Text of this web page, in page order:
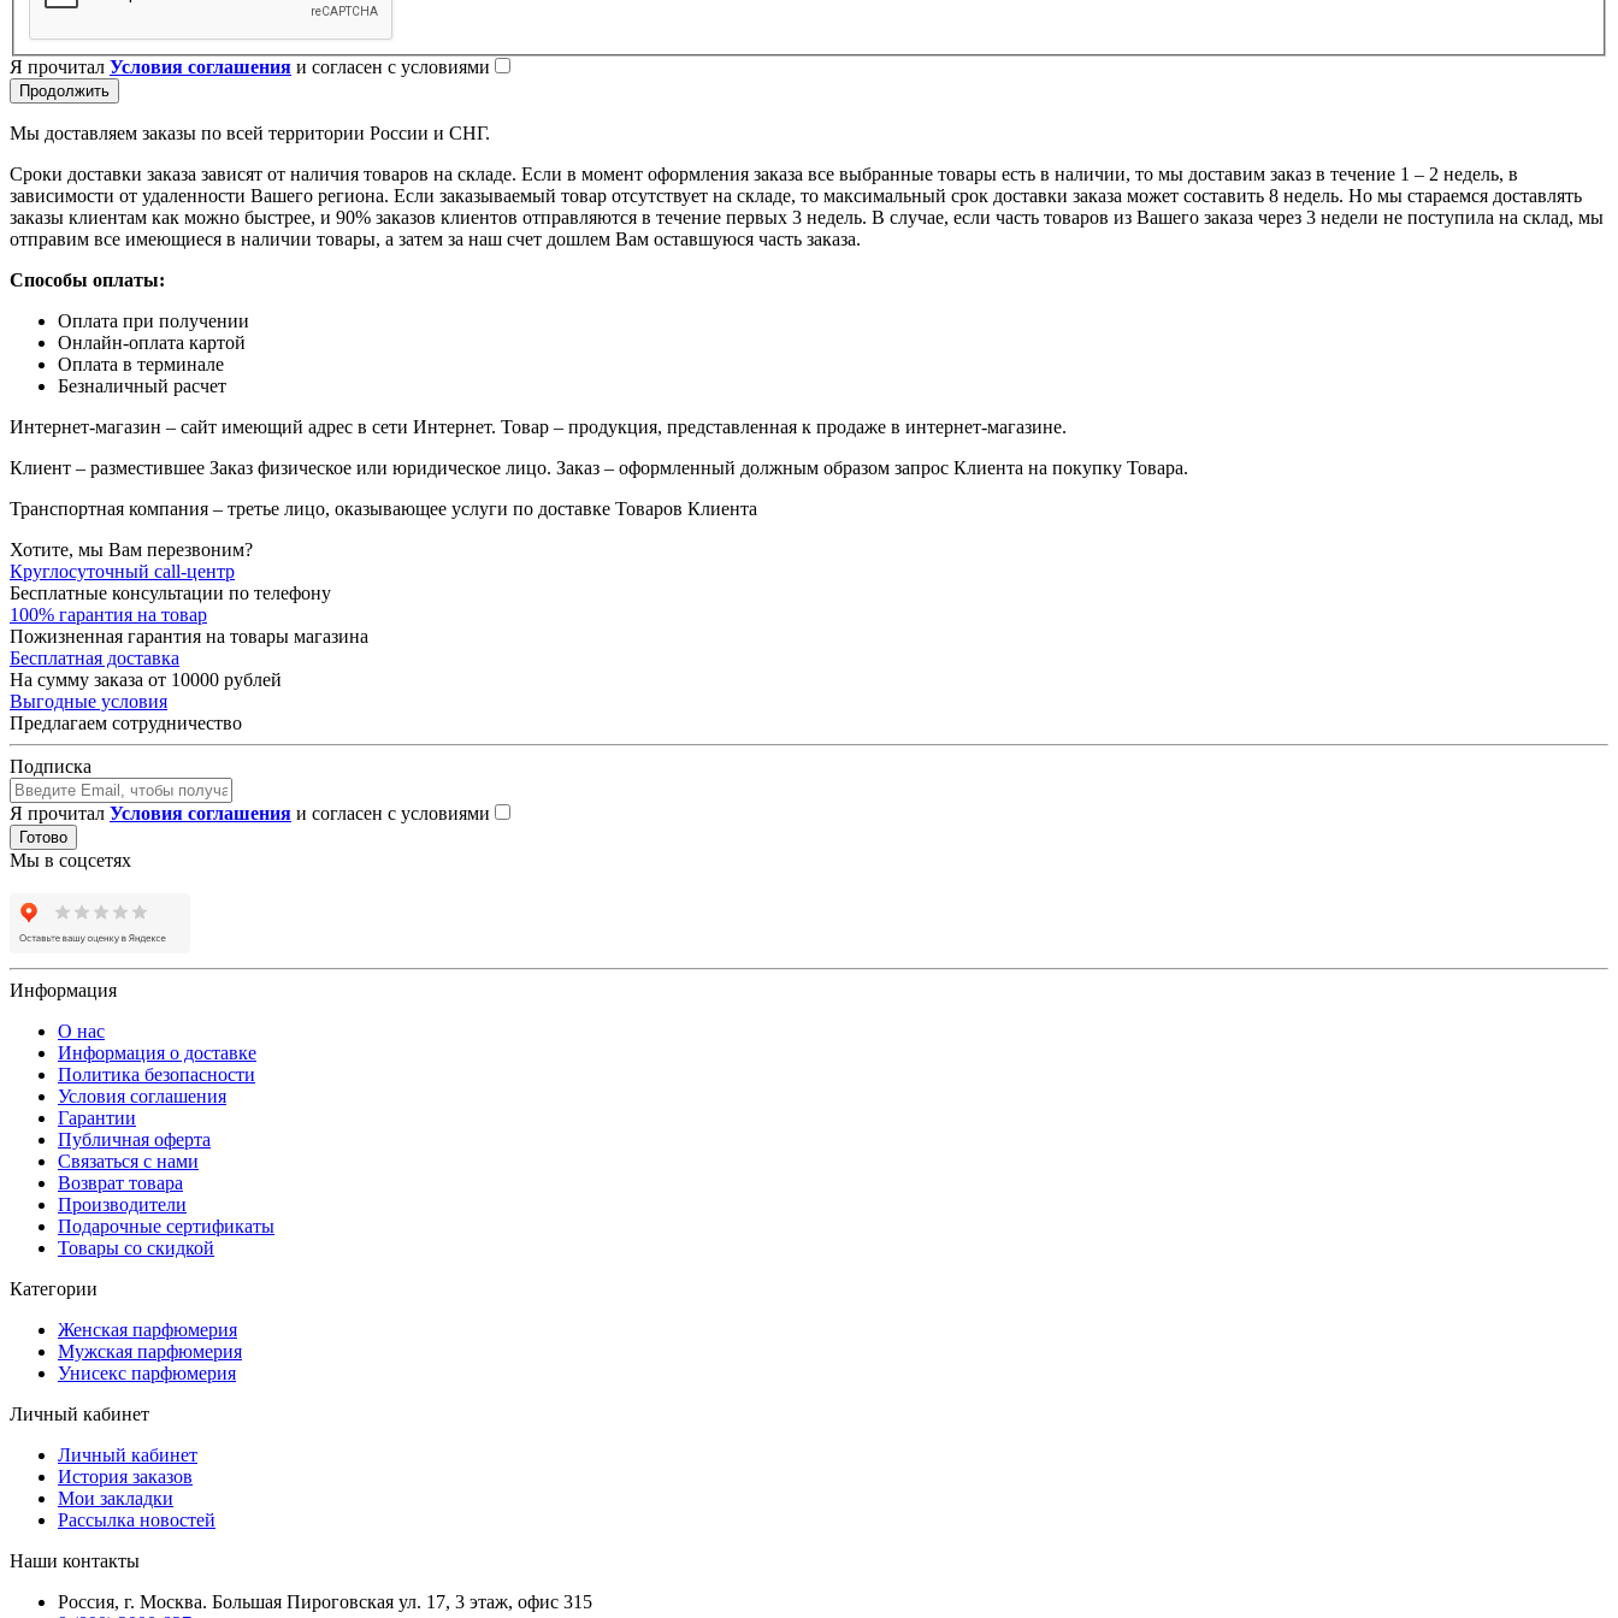
Я прочитал Условия соглашения и согласен с условиями
Продолжить
Мы доставляем заказы по всей территории России и СНГ.
Сроки доставки заказа зависят от наличия товаров на складе. Если в момент оформления заказа все выбранные товары есть в наличии, то мы доставим заказ в течение 1 – 2 недель, в
зависимости от удаленности Вашего региона. Если заказываемый товар отсутствует на складе, то максимальный срок доставки заказа может составить 8 недель. Но мы стараемся доставлять
заказы клиентам как можно быстрее, и 90% заказов клиентов отправляются в течение первых 3 недель. В случае, если часть товаров из Вашего заказа через 3 недели не поступила на склад, мы
отправим все имеющиеся в наличии товары, а затем за наш счет дошлем Вам оставшуюся часть заказа.
Способы оплаты:
Оплата при получении
Онлайн-оплата картой
Оплата в терминале
Безналичный расчет
Интернет-магазин – сайт имеющий адрес в сети Интернет. Товар – продукция, представленная к продаже в интернет-магазине.
Клиент – разместившее Заказ физическое или юридическое лицо. Заказ – оформленный должным образом запрос Клиента на покупку Товара.
Транспортная компания – третье лицо, оказывающее услуги по доставке Товаров Клиента
Хотите, мы Вам перезвоним?
Круглосуточный call-центр
Бесплатные консультации по телефону
100% гарантия на товар
Пожизненная гарантия на товары магазина
Бесплатная доставка
На сумму заказа от 10000 рублей
Выгодные условия
Предлагаем сотрудничество
Подписка
Я прочитал Условия соглашения и согласен с условиями
Готово
Мы в соцсетях
Информация
О нас
Информация о доставке
Политика безопасности
Условия соглашения
Гарантии
Публичная оферта
Связаться с нами
Возврат товара
Производители
Подарочные сертификаты
Товары со скидкой
Категории
Женская парфюмерия
Мужская парфюмерия
Унисекс парфюмерия
Личный кабинет
Личный кабинет
История заказов
Мои закладки
Рассылка новостей
Наши контакты
Россия, г. Москва. Большая Пироговская ул. 17, 3 этаж, офис 315